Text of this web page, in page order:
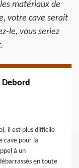
matériaux de
votre cave serait
le, vous seriez
Debord
il est plus difficile
cave pour la
à un
en toute